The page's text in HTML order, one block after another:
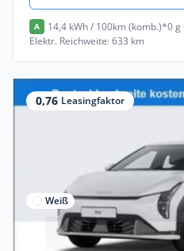
A 14,4 kWh / 100km (komb.)*0 g
Elektr. Reichweite: 633 km
0,76 Leasingfaktor
Weiß
Privat